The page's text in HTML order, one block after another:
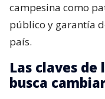
campesina como
público y garantía
país.
Las claves de
busca